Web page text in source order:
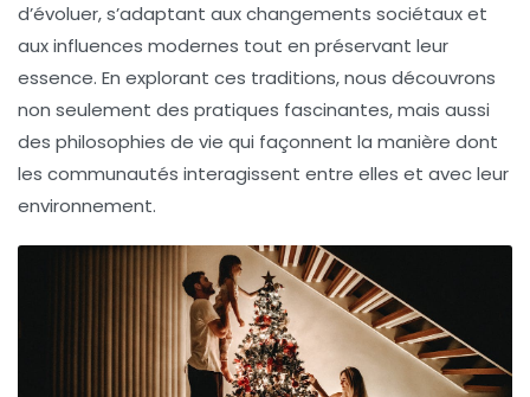
d’évoluer, s’adaptant aux changements sociétaux et
aux influences modernes tout en préservant leur
essence. En explorant ces traditions, nous découvrons
non seulement des pratiques fascinantes, mais aussi
des philosophies de vie qui façonnent la manière dont
les communautés interagissent entre elles et avec leur
environnement.